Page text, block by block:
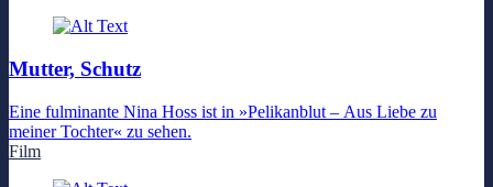
Mutter, Schutz
Eine fulminante Nina Hoss ist in »Pelikanblut – Aus Liebe zu
meiner Tochter« zu sehen.
Film